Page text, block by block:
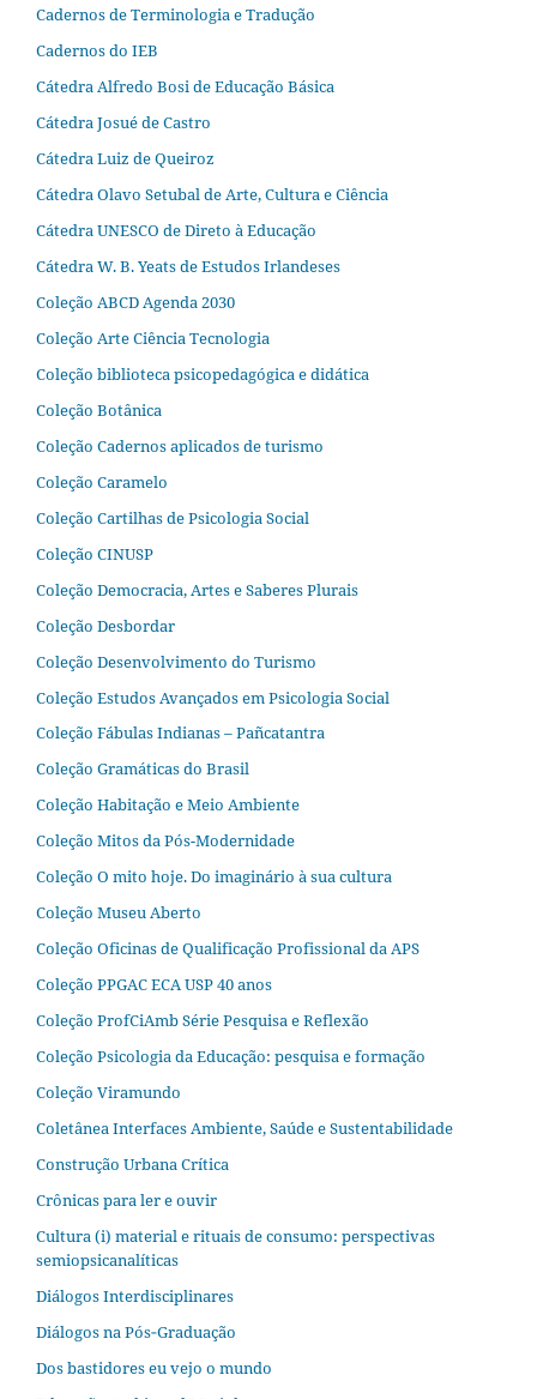
Cadernos de Terminologia e Tradução
Cadernos do IEB
Cátedra Alfredo Bosi de Educação Básica
Cátedra Josué de Castro
Cátedra Luiz de Queiroz
Cátedra Olavo Setubal de Arte, Cultura e Ciência
Cátedra UNESCO de Direto à Educação
Cátedra W. B. Yeats de Estudos Irlandeses
Coleção ABCD Agenda 2030
Coleção Arte Ciência Tecnologia
Coleção biblioteca psicopedagógica e didática
Coleção Botânica
Coleção Cadernos aplicados de turismo
Coleção Caramelo
Coleção Cartilhas de Psicologia Social
Coleção CINUSP
Coleção Democracia, Artes e Saberes Plurais
Coleção Desbordar
Coleção Desenvolvimento do Turismo
Coleção Estudos Avançados em Psicologia Social
Coleção Fábulas Indianas – Pañcatantra
Coleção Gramáticas do Brasil
Coleção Habitação e Meio Ambiente
Coleção Mitos da Pós-Modernidade
Coleção O mito hoje. Do imaginário à sua cultura
Coleção Museu Aberto
Coleção Oficinas de Qualificação Profissional da APS
Coleção PPGAC ECA USP 40 anos
Coleção ProfCiAmb Série Pesquisa e Reflexão
Coleção Psicologia da Educação: pesquisa e formação
Coleção Viramundo
Coletânea Interfaces Ambiente, Saúde e Sustentabilidade
Construção Urbana Crítica
Crônicas para ler e ouvir
Cultura (i) material e rituais de consumo: perspectivas
semiopsicanalíticas
Diálogos Interdisciplinares
Diálogos na Pós‐Graduação
Dos bastidores eu vejo o mundo